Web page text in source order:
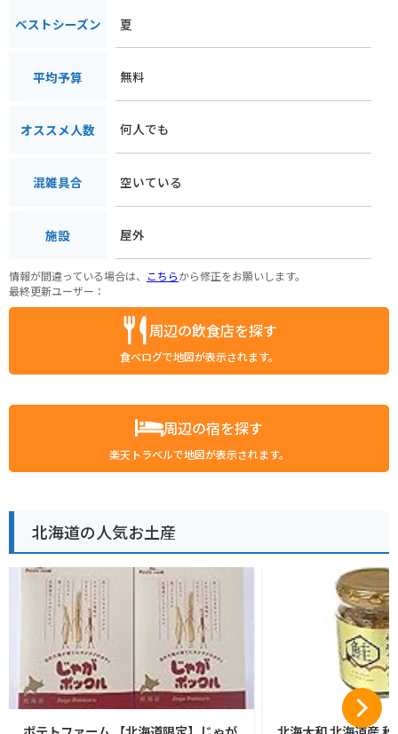
ベストシーズン 夏
平均予算 無料
オススメ人数 何人でも
混雑具合 空いている
施設 屋外
情報が間違っている場合は、 こちらから修正をお願いします。
最終更新ユーザー：
周辺の飲食店を探す
食べログで地図が表示されます。
周辺の宿を探す
楽天トラベルで地図が表示されます。
北海道の人気お土産